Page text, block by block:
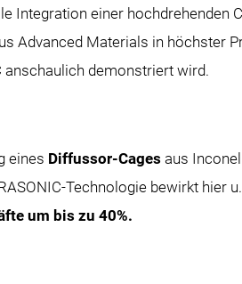
Integration einer hochdrehenden
Advanced Materials in höchster
anschaulich demonstriert wird.
eines Diffussor-Cages aus
Technologie bewirkt hier
um bis zu 40%.